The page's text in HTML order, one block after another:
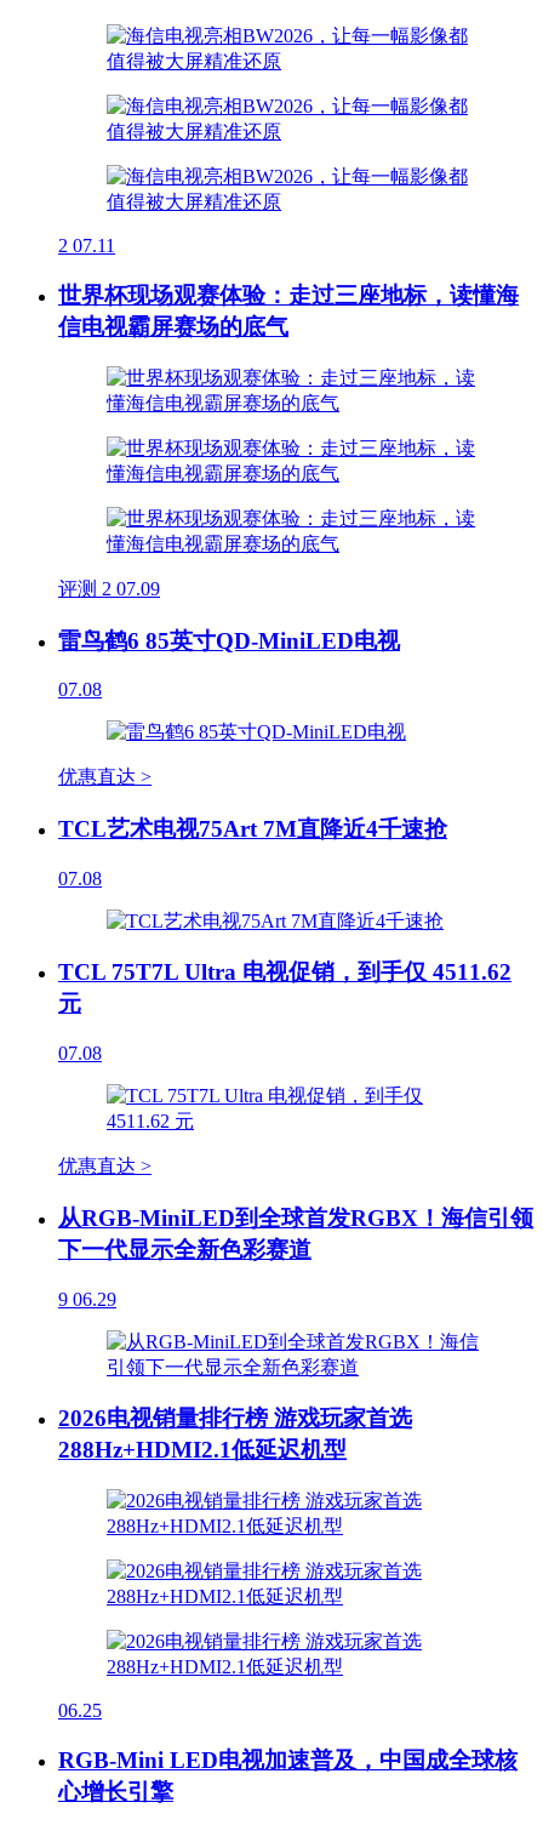
2 07.11
世界杯现场观赛体验：走过三座地标，读懂海
信电视霸屏赛场的底气
评测 2 07.09
雷鸟鹤6 85英寸QD-MiniLED电视
07.08
优惠直达 >
TCL艺术电视75Art 7M直降近4千速抢
07.08
TCL 75T7L Ultra 电视促销，到手仅 4511.62
元
07.08
优惠直达 >
从RGB-MiniLED到全球首发RGBX！海信引领
下一代显示全新色彩赛道
9 06.29
2026电视销量排行榜 游戏玩家首选
288Hz+HDMI2.1低延迟机型
06.25
RGB-Mini LED电视加速普及，中国成全球核
心增长引擎